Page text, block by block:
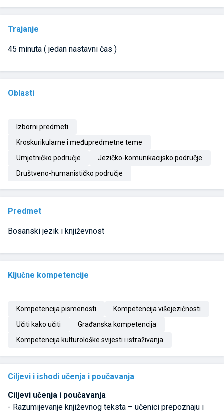
Trajanje
45 minuta ( jedan nastavni čas )
Oblasti
Izborni predmeti
Kroskurikularne i međupredmetne teme
Umjetničko područje
Jezičko-komunikacijsko područje
Društveno-humanističko područje
Predmet
Bosanski jezik i književnost
Ključne kompetencije
Kompetencija pismenosti
Kompetencija višejezičnosti
Učiti kako učiti
Građanska kompetencija
Kompetencija kulturološke svijesti i istraživanja
Ciljevi i ishodi učenja i poučavanja
Ciljevi učenja i poučavanja
- Razumijevanje književnog teksta – učenici prepoznaju i